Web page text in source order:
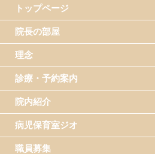
トップページ
院長の部屋
理念
診療・予約案内
院内紹介
病児保育室ジオ
職員募集